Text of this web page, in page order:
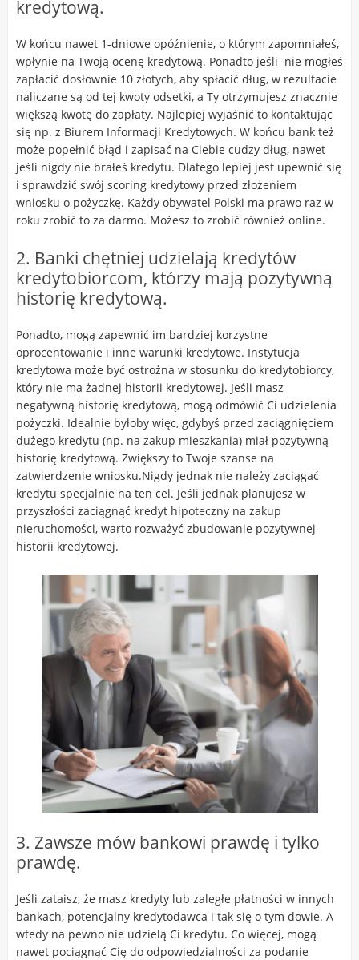
kredytową.
W końcu nawet 1-dniowe opóźnienie, o którym zapomniałeś,
wpłynie na Twoją ocenę kredytową. Ponadto jeśli nie mogłeś
zapłacić dosłownie 10 złotych, aby spłacić dług, w rezultacie
naliczane są od tej kwoty odsetki, a Ty otrzymujesz znacznie
większą kwotę do zapłaty. Najlepiej wyjaśnić to kontaktując
się np. z Biurem Informacji Kredytowych. W końcu bank też
może popełnić błąd i zapisać na Ciebie cudzy dług, nawet
jeśli nigdy nie brałeś kredytu. Dlatego lepiej jest upewnić się
i sprawdzić swój scoring kredytowy przed złożeniem
wniosku o pożyczkę. Każdy obywatel Polski ma prawo raz w
roku zrobić to za darmo. Możesz to zrobić również online.
2. Banki chętniej udzielają kredytów
kredytobiorcom, którzy mają pozytywną
historię kredytową.
Ponadto, mogą zapewnić im bardziej korzystne
oprocentowanie i inne warunki kredytowe. Instytucja
kredytowa może być ostrożna w stosunku do kredytobiorcy,
który nie ma żadnej historii kredytowej. Jeśli masz
negatywną historię kredytową, mogą odmówić Ci udzielenia
pożyczki. Idealnie byłoby więc, gdybyś przed zaciągnięciem
dużego kredytu (np. na zakup mieszkania) miał pozytywną
historię kredytową. Zwiększy to Twoje szanse na
zatwierdzenie wniosku.Nigdy jednak nie należy zaciągać
kredytu specjalnie na ten cel. Jeśli jednak planujesz w
przyszłości zaciągnąć kredyt hipoteczny na zakup
nieruchomości, warto rozważyć zbudowanie pozytywnej
historii kredytowej.
3. Zawsze mów bankowi prawdę i tylko
prawdę.
Jeśli zataisz, że masz kredyty lub zaległe płatności w innych
bankach, potencjalny kredytodawca i tak się o tym dowie. A
wtedy na pewno nie udzielą Ci kredytu. Co więcej, mogą
nawet pociągnąć Cię do odpowiedzialności za podanie